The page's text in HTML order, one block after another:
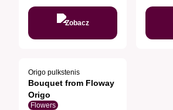
Zobacz
Origo pulkstenis
Bouquet from Floway
Origo
Flowers